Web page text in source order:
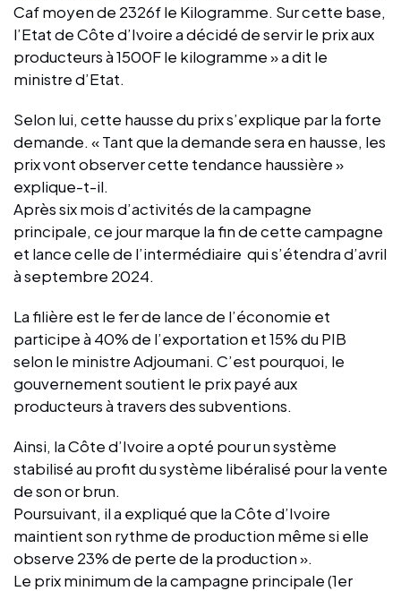
Caf moyen de 2326f le Kilogramme. Sur cette base,
l’Etat de Côte d’Ivoire a décidé de servir le prix aux
producteurs à 1500F le kilogramme » a dit le
ministre d’Etat.
Selon lui, cette hausse du prix s’explique par la forte
demande. « Tant que la demande sera en hausse, les
prix vont observer cette tendance haussière »
explique-t-il.
Après six mois d’activités de la campagne
principale, ce jour marque la fin de cette campagne
et lance celle de l’intermédiaire qui s’étendra d’avril
à septembre 2024.
La filière est le fer de lance de l’économie et
participe à 40% de l’exportation et 15% du PIB
selon le ministre Adjoumani. C’est pourquoi, le
gouvernement soutient le prix payé aux
producteurs à travers des subventions.
Ainsi, la Côte d’Ivoire a opté pour un système
stabilisé au profit du système libéralisé pour la vente
de son or brun.
Poursuivant, il a expliqué que la Côte d’Ivoire
maintient son rythme de production même si elle
observe 23% de perte de la production ».
Le prix minimum de la campagne principale (1er